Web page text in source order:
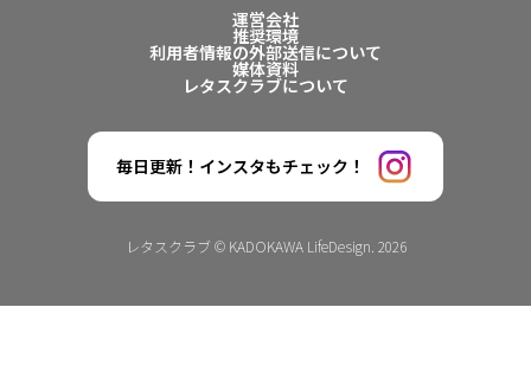
運営会社
推奨環境
利用者情報の外部送信について
媒体資料
レタスクラブについて
毎日更新！インスタもチェック！
レタスクラブ © KADOKAWA LifeDesign. 2026